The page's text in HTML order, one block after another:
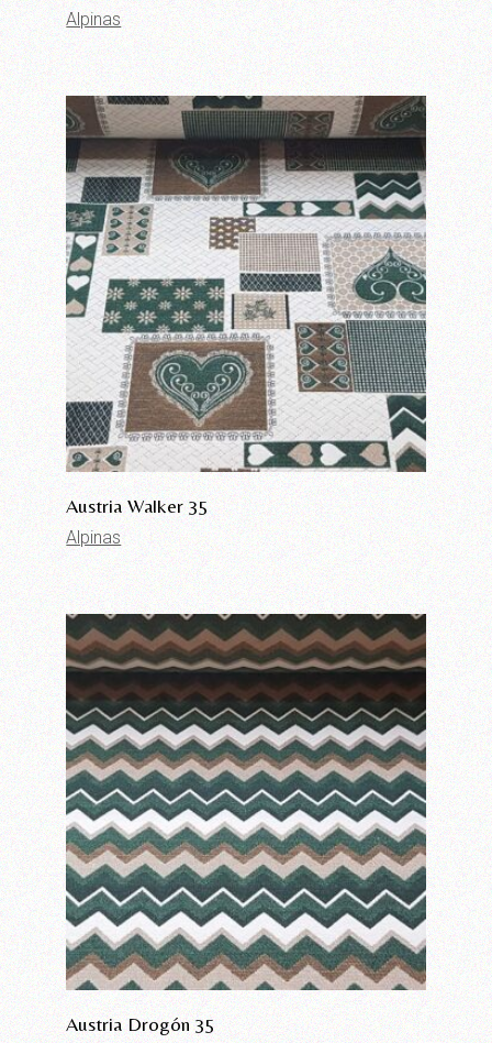
Alpinas
Austria Walker 35
Alpinas
Austria Drogón 35